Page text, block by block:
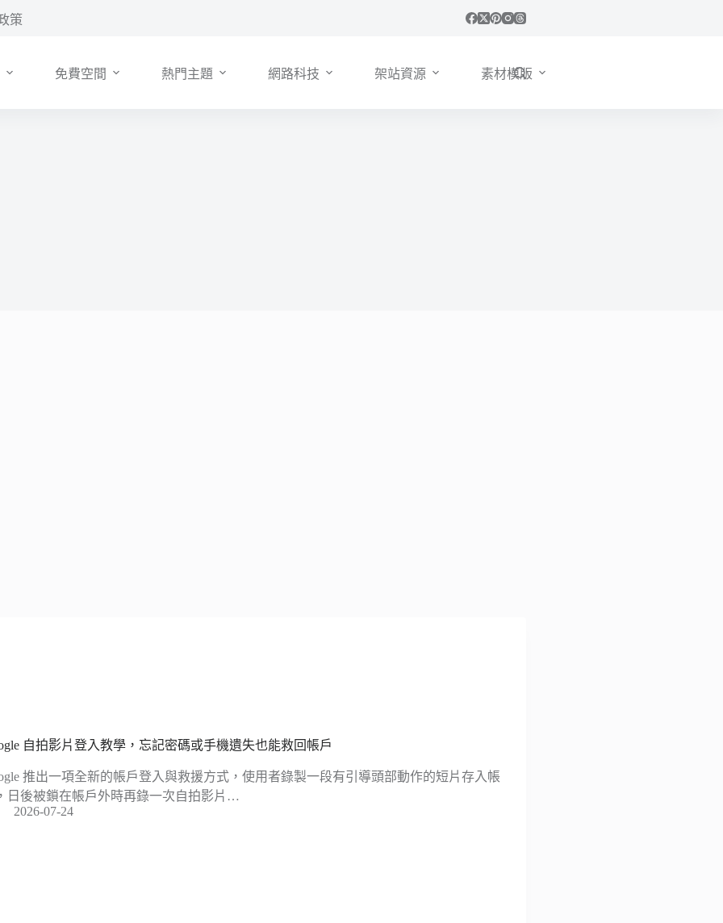
策
免費空間 熱門主題 網路科技 架站資源 素材模版
自拍影片登入教學，忘記密碼或手機遺失也能救回帳戶
推出一項全新的帳戶登入與救援方式，使用者錄製一段有引導頭部動作的短片存入帳
日後被鎖在帳戶外時再錄一次自拍影片…
2026-07-24